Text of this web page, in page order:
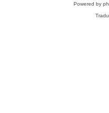
Powered by